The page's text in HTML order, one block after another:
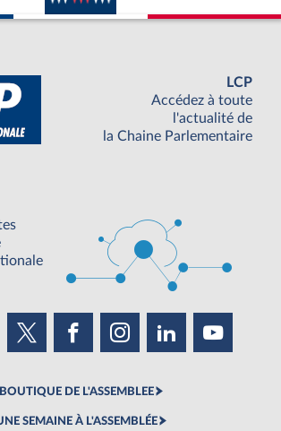
LCP
Accédez à toute
l'actualité de
la Chaine Parlementaire
BOUTIQUE DE L'ASSEMBLEE
SEMAINE À L'ASSEMBLÉE